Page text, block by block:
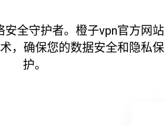
安全守护者。橙子vpn官方网站
，确保您的数据安全和隐私保
护。